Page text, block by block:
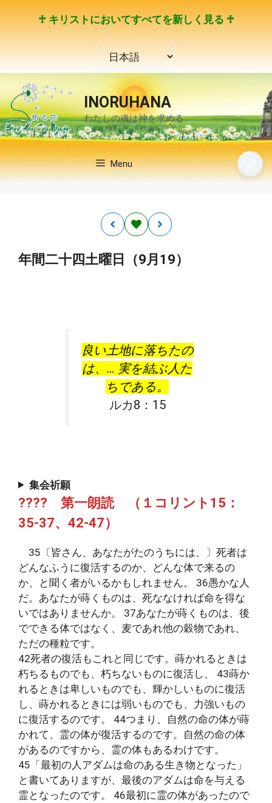
ス
キ
ッ
プ
♰ キリストにおいてすべてを新しく見る ♰
選
択
INORUHANA
わたしの魂は神を求める
Menu
年間二十四土曜日（9月19）
良い土地に落ちたの
は、… 実を結ぶ人た
ちである。
ルカ8：15
集会祈願
???? 第一朗読 （１コリント15：
35-37、42-47）
35〔皆さん、あなたがたのうちには、〕死者は
どんなふうに復活するのか、どんな体で来るの
か、と聞く者がいるかもしれません。 36愚かな人
だ。あなたが蒔くものは、死ななければ命を得な
いではありませんか。 37あなたが蒔くものは、後
でできる体ではなく、麦であれ他の穀物であれ、
ただの種粒です。
42死者の復活もこれと同じです。蒔かれるときは
朽ちるものでも、朽ちないものに復活し、 43蒔か
れるときは卑しいものでも、輝かしいものに復活
し、蒔かれるときには弱いものでも、力強いもの
に復活するのです。 44つまり、自然の命の体が蒔
かれて、霊の体が復活するのです。自然の命の体
があるのですから、霊の体もあるわけです。
45「最初の人アダムは命のある生き物となった」
と書いてありますが、最後のアダムは命を与える
霊となったのです。 46最初に霊の体があったので